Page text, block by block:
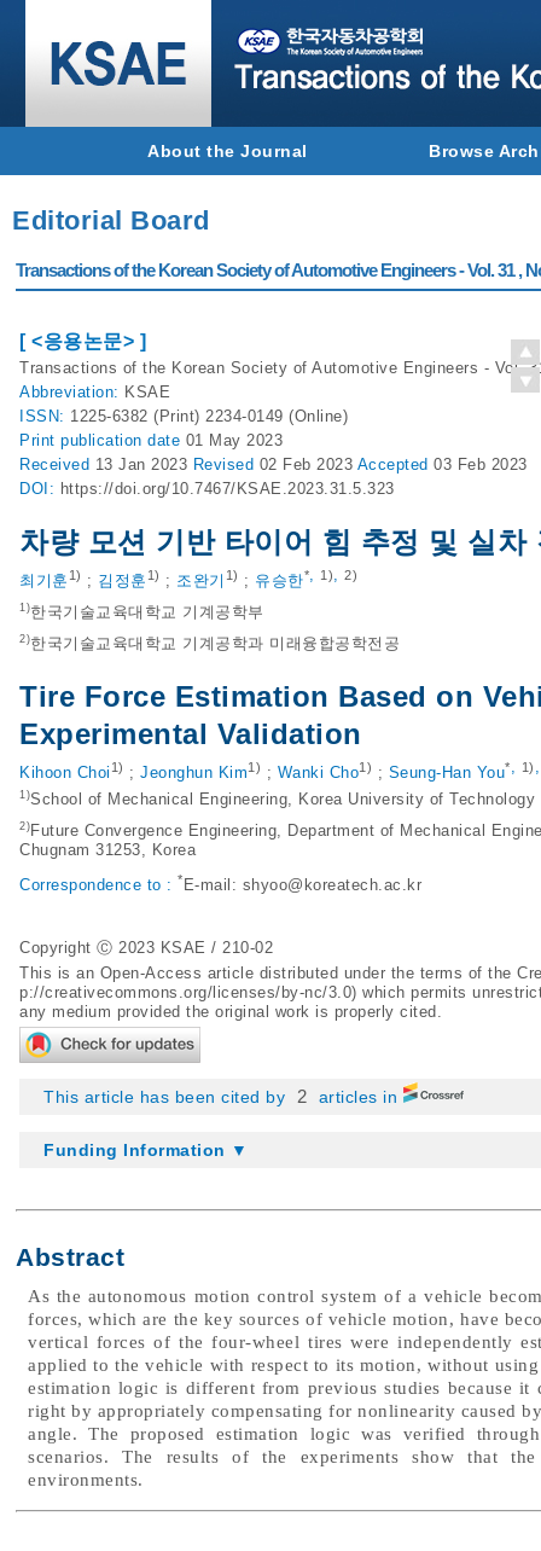
About the Journal Browse
Editorial Board
Transactions of the Korean Society of Automotive Engineers - Vol. 31 ,
[ <응용논문> ]
Transactions of the Korean Society of Automotive Engineers - Vol.
Abbreviation: KSAE
ISSN: 1225-6382 (Print) 2234-0149 (Online)
Print publication date 01 May 2023
Received 13 Jan 2023 Revised 02 Feb 2023 Accepted 03 Feb 2023
DOI: https://doi.org/10.7467/KSAE.2023.31.5.323
차량 모션 기반 타이어 힘 추정 및 실차
최기훈 1) ; 김정훈 1) ; 조완기 1) ; 유승한*, 1), 2)
1)한국기술교육대학교 기계공학부
2)한국기술교육대학교 기계공학과 미래융합공학전공
Tire Force Estimation Based on
Experimental Validation
Kihoon Choi 1) ; Jeonghun Kim1) ; Wanki Cho1) ; Seung-Han You*, 1)
1)School of Mechanical Engineering, Korea University of
2) Future Convergence Engineering, Department of Mechanical
Chugnam 31253, Korea
Correspondence to : * E-mail: shyoo@koreatech.ac.kr
Copyright Ⓒ 2023 KSAE / 210-02
This is an Open-Access article distributed under the terms of the
p://creativecommons.org/licenses/by-nc/3.0) which permits
any medium provided the original work is properly cited.
This article has been cited by 2 articles in
Funding Information ▼
Abstract
As the autonomous motion control system of a vehicle
forces, which are the key sources of vehicle motion, have
vertical forces of the four-wheel tires were independently
applied to the vehicle with respect to its motion, without
estimation logic is different from previous studies because
right by appropriately compensating for nonlinearity caused
angle. The proposed estimation logic was verified
scenarios. The results of the experiments show that
environments.